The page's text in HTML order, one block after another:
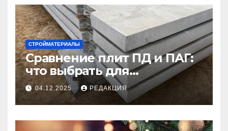
СТРОЙМАТЕРИАЛЫ
Сравнение плит ПД и ПАГ:
что выбрать для
долговечного и прочного
покрытия
04.12.2025 РЕДАКЦИЯ